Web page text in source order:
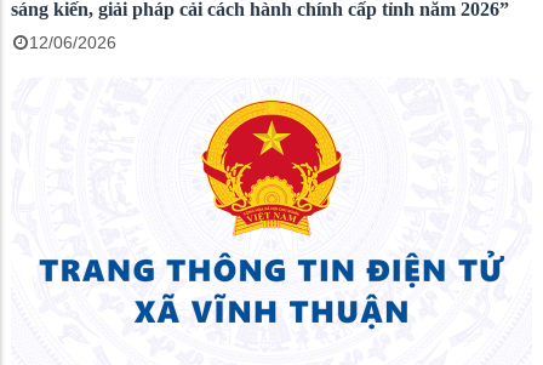
sáng kiến, giải pháp cải cách hành chính cấp tỉnh năm 2026”
12/06/2026